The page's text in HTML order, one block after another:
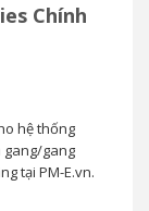
Chính
hệ thống
gang/gang
tại PM-E.vn.